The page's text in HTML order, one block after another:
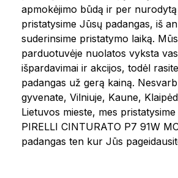
apmokėjimo būdą ir per
pristatysime Jūsų padangas, iš
suderinsime pristatymo laiką.
parduotuvėje nuolatos vyksta
išpardavimai ir akcijos, todėl
padangas už gerą kainą.
gyvenate, Vilniuje, Kaune,
Lietuvos mieste, mes pristatysime
PIRELLI CINTURATO P7 91W
padangas ten kur Jūs